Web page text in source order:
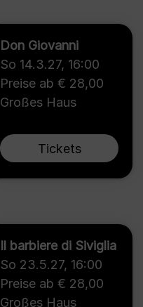
Don Giovanni
So 14.3.27, 16:00
Preise ab € 28,00
Großes Haus
Tickets
Il barbiere di Siviglia
So 23.5.27, 16:00
Preise ab € 28,00
Großes Haus